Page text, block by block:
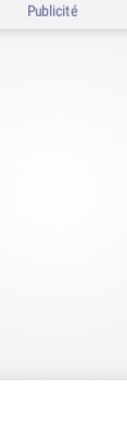
Publicité